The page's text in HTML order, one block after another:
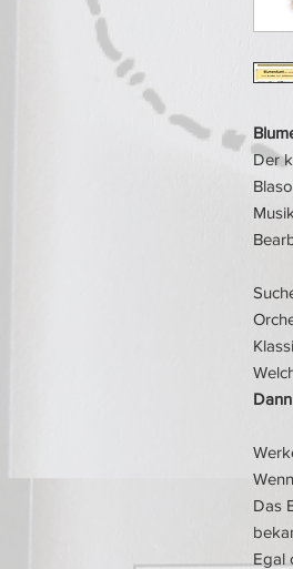
Der
Das
Egal